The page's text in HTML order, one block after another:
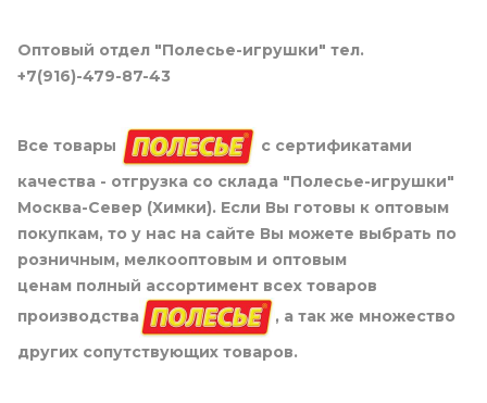
Оптовый отдел "Полесье-игрушки" тел.
+7(916)-479-87-43
Все товары
с сертификатами
качества - отгрузка со склада "Полесье-игрушки"
Москва-Север (Химки). Если Вы готовы к оптовым
покупкам, то у нас на сайте Вы можете выбрать по
розничным, мелкооптовым и оптовым
ценам полный ассортимент всех товаров
производства
, а так же множество
других сопутствующих товаров.